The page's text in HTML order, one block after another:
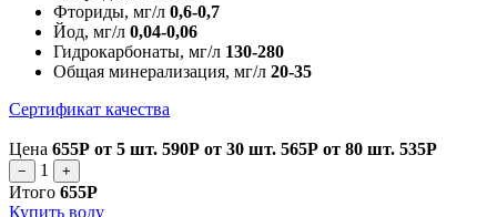
Фториды, мг/л 0,6-0,7
Йод, мг/л 0,04-0,06
Гидрокарбонаты, мг/л 130-280
Общая минерализация, мг/л 20-35
Сертификат качества
Цена 655Р от 5 шт. 590Р от 30 шт. 565Р от 80 шт. 535Р
− 1 +
Итого 655Р
Купить воду